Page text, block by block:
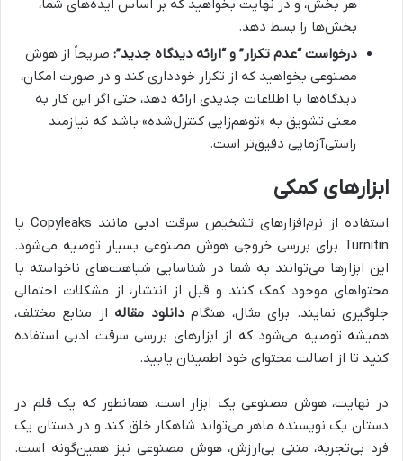
هر بخش، و در نهایت بخواهید که بر اساس ایده‌های شما،
بخش‌ها را بسط دهد.
درخواست “عدم تکرار” و “ارائه دیدگاه جدید”: صریحاً از هوش
مصنوعی بخواهید که از تکرار خودداری کند و در صورت امکان،
دیدگاه‌ها یا اطلاعات جدیدی ارائه دهد، حتی اگر این کار به
معنی تشویق به «توهم‌زایی کنترل‌شده» باشد که نیازمند
راستی‌آزمایی دقیق‌تر است.
ابزارهای کمکی
استفاده از نرم‌افزارهای تشخیص سرقت ادبی مانند Copyleaks یا
Turnitin برای بررسی خروجی هوش مصنوعی بسیار توصیه می‌شود.
این ابزارها می‌توانند به شما در شناسایی شباهت‌های ناخواسته با
محتواهای موجود کمک کنند و قبل از انتشار، از مشکلات احتمالی
جلوگیری نمایند. برای مثال، هنگامدانلود مقاله از منابع مختلف،
همیشه توصیه می‌شود که از ابزارهای بررسی سرقت ادبی استفاده
کنید تا از اصالت محتوای خود اطمینان یابید.
در نهایت، هوش مصنوعی یک ابزار است. همانطور که یک قلم در
دستان یک نویسنده ماهر می‌تواند شاهکار خلق کند و در دستان یک
فرد بی‌تجربه، متنی بی‌ارزش، هوش مصنوعی نیز همین‌گونه است.